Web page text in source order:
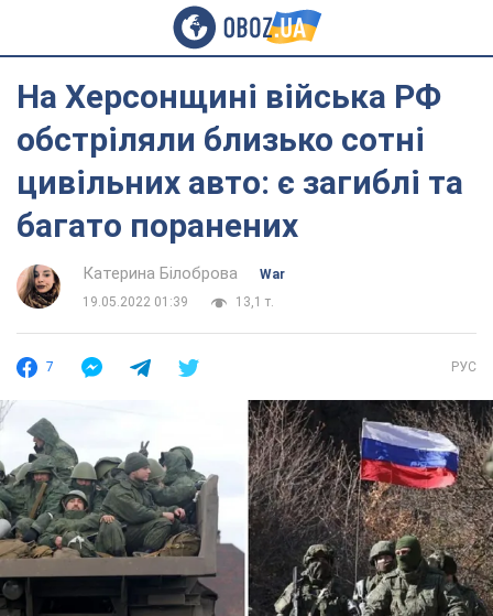
На Херсонщині війська РФ
обстріляли близько сотні
цивільних авто: є загиблі та
багато поранених
Катерина Білоброва
War
19.05.2022 01:39
13,1 т.
7 РУС